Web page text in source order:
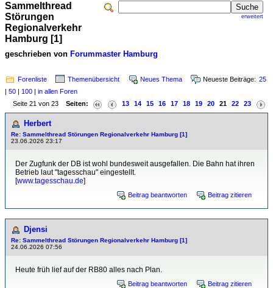
erweitert
Sammelthread
Störungen
Regionalverkehr
Hamburg [1]
geschrieben von Forummaster Hamburg
Forenliste Themenübersicht Neues Thema Neueste Beiträge: 25
| 50 | 100 | in allen Foren
Seite 21 von 23 Seiten: 13 14 15 16 17 18 19 20 21 22 23
Herbert
Re: Sammelthread Störungen Regionalverkehr Hamburg [1]
23.06.2026 23:17
Der Zugfunk der DB ist wohl bundesweit ausgefallen. Die Bahn hat ihren
Betrieb laut "tagesschau" eingestellt.
[www.tagesschau.de]
Beitrag beantworten Beitrag zitieren
Djensi
Re: Sammelthread Störungen Regionalverkehr Hamburg [1]
24.06.2026 07:56
Heute früh lief auf der RB80 alles nach Plan.
Beitrag beantworten Beitrag zitieren